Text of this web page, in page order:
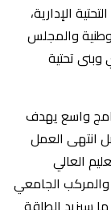
الإدارية،
والمجلس
جهوي وبنى تحتية
واسع يهدف
فصل دراسي من بينها 2300 فصل انتهى العمل
العالي
والمركب الجامعي